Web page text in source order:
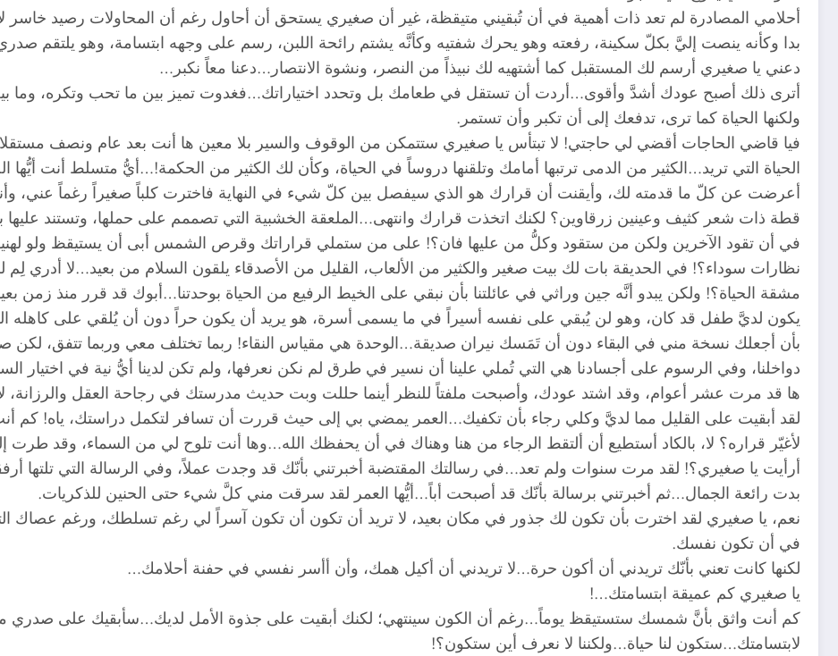
أحلامي المصادرة لم تعد ذات أهمية في أن تُبقيني متيقظة، غير أن صغيري يستحق أن أحاول رغم أن المحاولات رصيد خاسر لا
بدا وكأنه ينصت إليَّ بكلّ سكينة، رفعته وهو يحرك شفتيه وكأنَّه يشتم رائحة اللبن، رسم على وجهه ابتسامة، وهو يلتقم
دعني يا صغيري أرسم لك المستقبل كما أشتهيه لك نبيذاً من النصر، ونشوة الانتصار…دعنا معاً نكبر…
أترى ذلك أصبح عودك أشدَّ وأقوى…أردت أن تستقل في طعامك بل وتحدد اختياراتك…فغدوت تميز بين ما تحب وتكره، وما
ولكنها الحياة كما ترى، تدفعك إلى أن تكبر وأن تستمر.
فيا قاضي الحاجات أقضي لي حاجتي! لا تبتأس يا صغيري ستتمكن من الوقوف والسير بلا معين ها أنت بعد عام ونصف
الحياة التي تريد…الكثير من الدمى ترتبها أمامك وتلقنها دروساً في الحياة، وكأن لك الكثير من الحكمة!…أيُّ متسلط أنت
أعرضت عن كلّ ما قدمته لك، وأيقنت أن قرارك هو الذي سيفصل بين كلّ شيء في النهاية فاخترت كلباً صغيراً رغماً عني،
قطة ذات شعر كثيف وعينين زرقاوين؟ لكنك اتخذت قرارك وانتهى…الملعقة الخشبية التي تصممم على حملها، وتستند
في أن تقود الآخرين ولكن من ستقود وكلُّ من عليها فان؟! على من ستملي قراراتك وقرص الشمس أبى أن يستيقظ ولو
نظارات سوداء؟! في الحديقة بات لك بيت صغير والكثير من الألعاب، القليل من الأصدقاء يلقون السلام من بعيد…لا أدري
مشقة الحياة؟! ولكن يبدو أنَّه جين وراثي في عائلتنا بأن نبقي على الخيط الرفيع من الحياة بوحدتنا…أبوك قد قرر منذ زمن
يكون لديَّ طفل قد كان، وهو لن يُبقي على نفسه أسيراً في ما يسمى أسرة، هو يريد أن يكون حراً دون أن يُلقي على كاهله
بأن أجعلك نسخة مني في البقاء دون أن تَمَسك نيران صديقة…الوحدة هي مقياس النقاء! ربما تختلف معي وربما تتفق، لكن
دواخلنا، وفي الرسوم على أجسادنا هي التي تُملي علينا أن نسير في طرق لم نكن نعرفها، ولم تكن لدينا أيُّ نية في اختيار
ها قد مرت عشر أعوام، وقد اشتد عودك، وأصبحت ملفتاً للنظر أينما حللت وبت حديث مدرستك في رجاحة العقل والرزانة،
لقد أبقيت على القليل مما لديَّ وكلي رجاء بأن تكفيك…العمر يمضي بي إلى حيث قررت أن تسافر لتكمل دراستك، ياه! كم
لأغيّر قراره؟ لا، بالكاد أستطيع أن ألتقط الرجاء من هنا وهناك في أن يحفظك الله…وها أنت تلوح لي من السماء، وقد طرت
أرأيت يا صغيري؟! لقد مرت سنوات ولم تعد…في رسالتك المقتضبة أخبرتني بأنّك قد وجدت عملاً، وفي الرسالة التي
بدت رائعة الجمال…ثم أخبرتني برسالة بأنّك قد أصبحت أباً…أيُّها العمر لقد سرقت مني كلَّ شيء حتى الحنين للذكريات.
نعم، يا صغيري لقد اخترت بأن تكون لك جذور في مكان بعيد، لا تريد أن تكون أن تكون آسراً لي رغم تسلطك، ورغم عصاك
في أن تكون نفسك.
لكنها كانت تعني بأنّك تريدني أن أكون حرة…لا تريدني أن أكيل همك، وأن أأسر نفسي في حفنة أحلامك…
يا صغيري كم عميقة ابتسامتك…!
كم أنت واثق بأنَّ شمسك ستستيقظ يوماً…رغم أن الكون سينتهي؛ لكنك أبقيت على جذوة الأمل لديك…سأبقيك على صدري
لابتسامتك…ستكون لنا حياة…ولكننا لا نعرف أين ستكون؟!